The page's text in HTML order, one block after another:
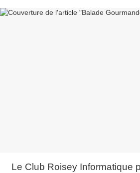
Le Club Roisey Informatique